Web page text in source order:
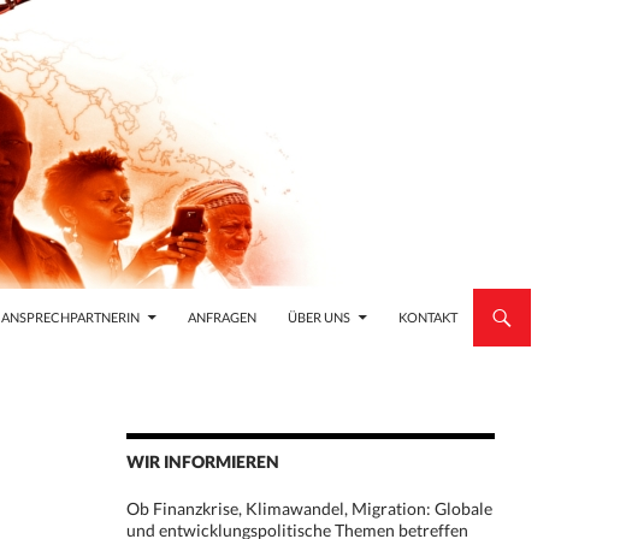
ANSPRECHPARTNERIN ANFRAGEN ÜBER UNS KONTAKT
WIR INFORMIEREN
Ob Finanzkrise, Klimawandel, Migration: Globale
und entwicklungspolitische Themen betreffen